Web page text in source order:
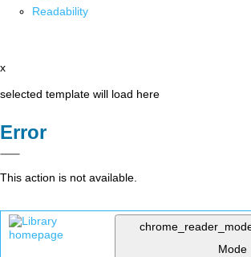
Readability
x
selected template will load here
Error
This action is not available.
Mode